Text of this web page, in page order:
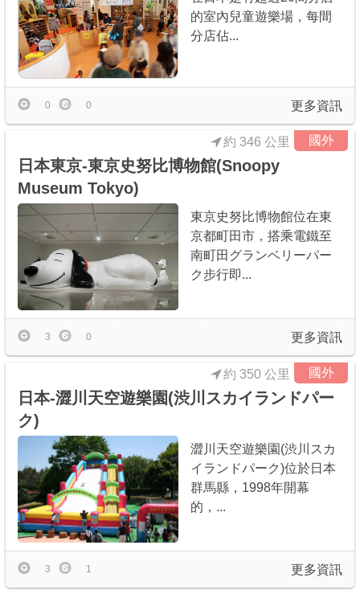
的室內兒童遊樂場，每間
分店佔...
更多資訊
0 0
國外
日本東京-東京史努比博物館(Snoopy
Museum Tokyo)
約 346 公里
東京史努比博物館位在東
京都町田市，搭乘電鐵至
南町田グランベリーパー
ク步行即...
更多資訊
3 0
國外
日本-澀川天空遊樂園(渋川スカイランドパー
ク)
約 350 公里
澀川天空遊樂園(渋川スカ
イランドパーク)位於日本
群馬縣，1998年開幕
的，...
更多資訊
3 1